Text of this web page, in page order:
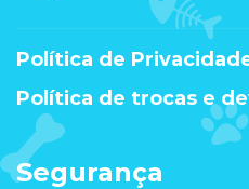
Política de
Política de trocas e
Segurança